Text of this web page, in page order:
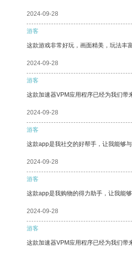
2024-09-28
游客
这款游戏非常好玩，画面精美，玩法丰
2024-09-28
游客
这款加速器VPM应用程序已经为我们带
2024-09-28
游客
这款app是我社交的好帮手，让我能够
2024-09-28
游客
这款app是我购物的得力助手，让我能
2024-09-28
游客
这款加速器VPM应用程序已经为我们带